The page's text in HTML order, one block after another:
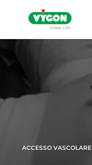
ACCESSO VASCOLARE